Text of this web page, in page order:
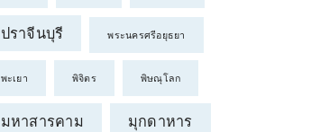
ปราจีนบุรี พระนครศรีอยุธยา
พะเยา พิจิตร พิษณุโลก
มหาสารคาม มุกดาหาร